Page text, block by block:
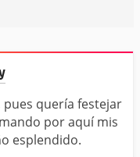
pues quería festejar
por aquí mis
esplendido.